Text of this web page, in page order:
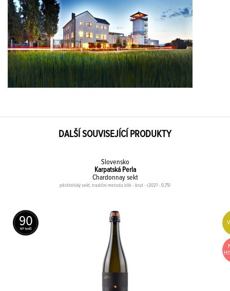
DALŠÍ SOUVISEJÍCÍ PRODUKTY
Slovensko
Karpatská Perla
Chardonnay sekt
pěstitelský sekt, tradiční metoda bílé - brut - r2021 - 0,75l
90